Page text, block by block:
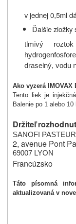
v jednej 0,5ml
Ďalšie zložky
tlmivý roztok
draselný, vodu
Ako vyzerá IMOVAX
Tento liek je
Balenie po 1 alebo 10
Držiteľ
SANOFI PASTEUR
2, avenue Pont
69007 LYON
Francúzsko
Táto písomná
aktualizovaná v